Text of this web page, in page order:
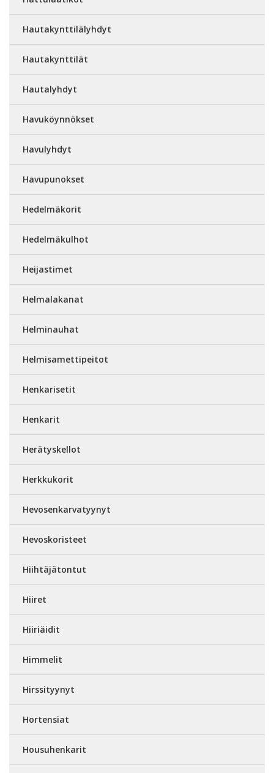
Hautakynttilälyhdyt
Hautakynttilät
Hautalyhdyt
Havuköynnökset
Havulyhdyt
Havupunokset
Hedelmäkorit
Hedelmäkulhot
Heijastimet
Helmalakanat
Helminauhat
Helmisamettipeitot
Henkarisetit
Henkarit
Herätyskellot
Herkkukorit
Hevosenkarvatyynyt
Hevoskoristeet
Hiihtäjätontut
Hiiret
Hiiriäidit
Himmelit
Hirssityynyt
Hortensiat
Housuhenkarit